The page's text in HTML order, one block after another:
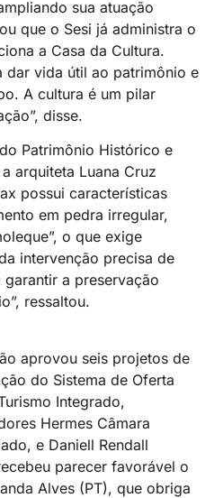
sua atuação
que o Sesi já administra o
a Casa da Cultura.
dar vida útil ao patrimônio e
A cultura é um pilar
disse.
Patrimônio Histórico e
arquiteta Luana Cruz
possui características
em pedra irregular,
o que exige
intervenção precisa de
a preservação
ressaltou.
aprovou seis projetos de
do Sistema de Oferta
Integrado,
Hermes Câmara
e Daniell Rendall
parecer favorável o
Alves (PT), que obriga